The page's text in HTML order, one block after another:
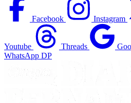
Facebook Instagram
Youtube Threads
WhatsApp DP